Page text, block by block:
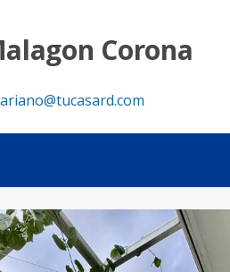
Corona
de 3 habitaciones en